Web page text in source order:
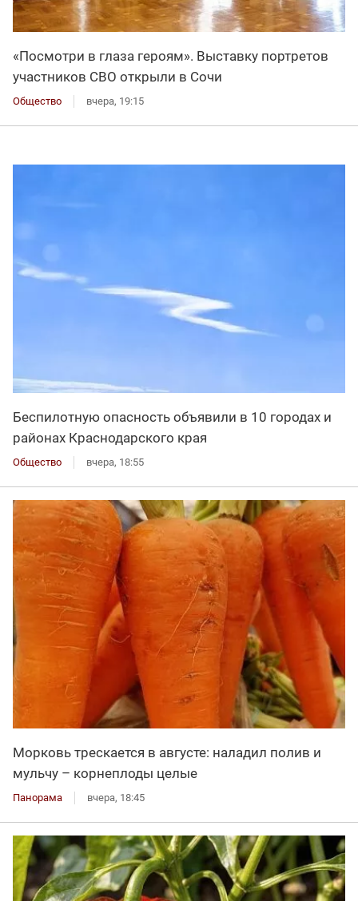
«Посмотри в глаза героям». Выставку портретов
участников СВО открыли в Сочи
Общество вчера, 19:15
Беспилотную опасность объявили в 10 городах и
районах Краснодарского края
Общество вчера, 18:55
Морковь трескается в августе: наладил полив и
мульчу – корнеплоды целые
Панорама вчера, 18:45